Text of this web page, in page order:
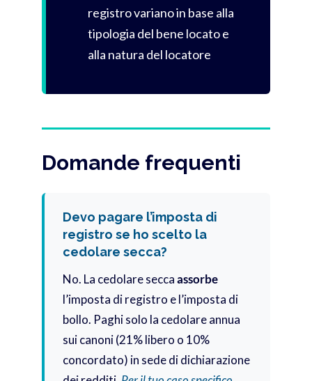
registro variano in base alla
tipologia del bene locato e
alla natura del locatore
Domande frequenti
Devo pagare l’imposta di
registro se ho scelto la
cedolare secca?
No. La cedolare seccaassorbe
l’imposta di registro e l’imposta di
bollo. Paghi solo la cedolare annua
sui canoni (21% libero o 10%
concordato) in sede di dichiarazione